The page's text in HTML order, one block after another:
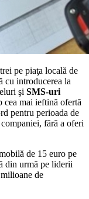
pe piaţa locală de
cu introducerea la
şi SMS-uri
cea mai ieftină ofertă
pentru perioada de
fără a oferi
de 15 euro pe
din urmă pe liderii
de